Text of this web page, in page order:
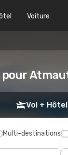
Voiture
Vol + Hôtel
Multi-destinations